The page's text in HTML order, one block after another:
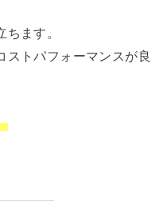
ます。
ストパフォーマンスが良